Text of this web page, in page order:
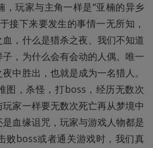
，玩家与主角一样是“亚楠的异乡
接下来要发生的事情一无所知，
，什么是猎杀之夜、我们不知道
，为什么会有会动的人偶。唯一
中胜出，也就是成为一名猎人。
图，杀怪，打boss，经历无数次
家一样要无数次死亡再从梦境中
血缘诅咒，玩家与游戏人物都是
败boss或者通关游戏时，我们真